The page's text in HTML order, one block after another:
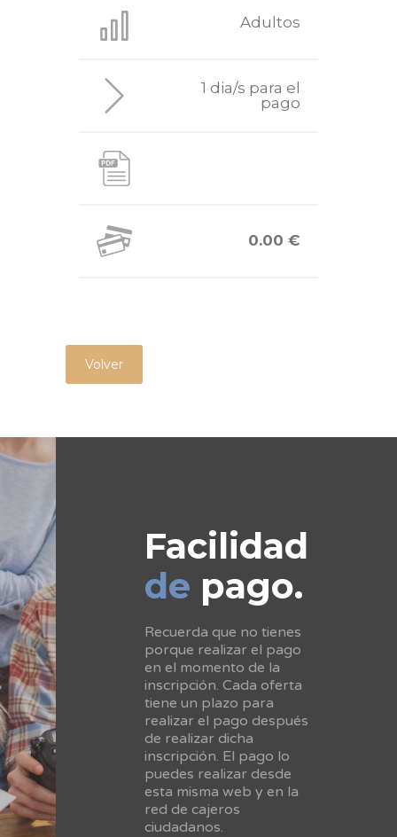
Adultos
1 dia/s para el
pago
0.00 €
Volver
Facilidad
de pago.
Recuerda que no tienes
porque realizar el pago
en el momento de la
inscripción. Cada oferta
tiene un plazo para
realizar el pago después
de realizar dicha
inscripción. El pago lo
puedes realizar desde
esta misma web y en la
red de cajeros
ciudadanos.